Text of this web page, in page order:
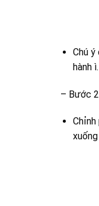
Chú ý
hành ì.
– Bước